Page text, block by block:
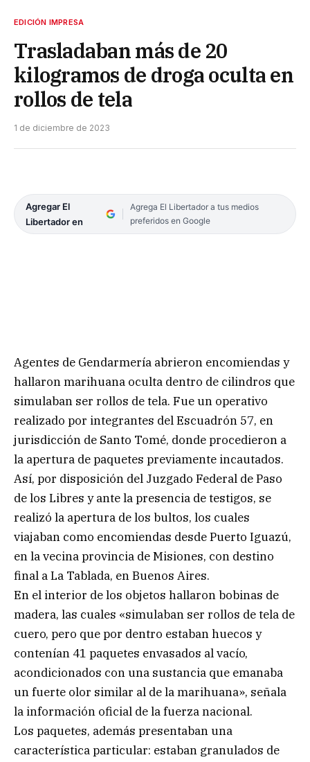
EDICIÓN IMPRESA
Trasladaban más de 20
kilogramos de droga oculta en
rollos de tela
1 de diciembre de 2023
Agregar El
Libertador en
Agrega El Libertador a tus medios
preferidos en Google
Agentes de Gendarmería abrieron encomiendas y
hallaron marihuana oculta dentro de cilindros que
simulaban ser rollos de tela. Fue un operativo
realizado por integrantes del Escuadrón 57, en
jurisdicción de Santo Tomé, donde procedieron a
la apertura de paquetes previamente incautados.
Así, por disposición del Juzgado Federal de Paso
de los Libres y ante la presencia de testigos, se
realizó la apertura de los bultos, los cuales
viajaban como encomiendas desde Puerto Iguazú,
en la vecina provincia de Misiones, con destino
final a La Tablada, en Buenos Aires.
En el interior de los objetos hallaron bobinas de
madera, las cuales «simulaban ser rollos de tela de
cuero, pero que por dentro estaban huecos y
contenían 41 paquetes envasados al vacío,
acondicionados con una sustancia que emanaba
un fuerte olor similar al de la marihuana», señala
la información oficial de la fuerza nacional.
Los paquetes, además presentaban una
característica particular: estaban granulados de